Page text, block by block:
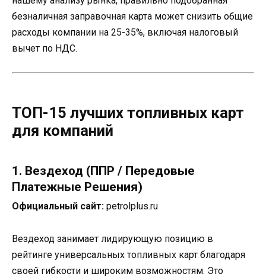
безналичная заправочная карта может снизить общие
расходы компании на 25-35%, включая налоговый
вычет по НДС.
ТОП-15 лучших топливных карт
для компаний
1. Вездеход (ППР / Передовые
Платежные Решения)
Официальный сайт: petrolplus.ru
Вездеход занимает лидирующую позицию в
рейтинге универсальных топливных карт благодаря
своей гибкости и широким возможностям. Это